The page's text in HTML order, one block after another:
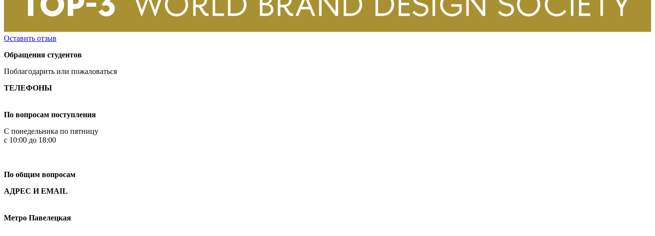
Оставить отзыв
Обращения студентов
Поблагодарить или пожаловаться
ТЕЛЕФОНЫ
По вопросам поступления
С понедельника по пятницу
с 10:00 до 18:00
По общим вопросам
АДРЕС И EMAIL
Метро Павелецкая